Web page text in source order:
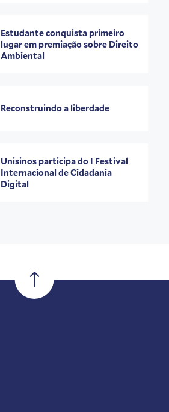
Estudante conquista primeiro
lugar em premiação sobre Direito
Ambiental
Reconstruindo a liberdade
Unisinos participa do I Festival
Internacional de Cidadania
Digital